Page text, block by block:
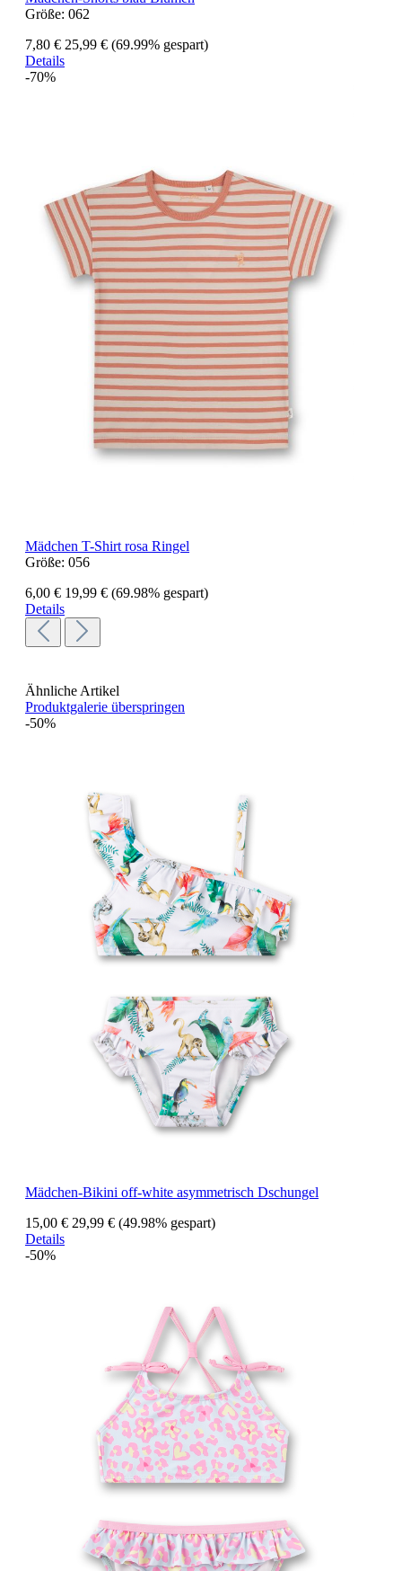
Größe: 062
7,80 € 25,99 € (69.99% gespart)
Details
-70%
Mädchen T-Shirt rosa Ringel
Größe: 056
6,00 € 19,99 € (69.98% gespart)
Details
Ähnliche Artikel
Produktgalerie überspringen
-50%
Mädchen-Bikini off-white asymmetrisch Dschungel
15,00 € 29,99 € (49.98% gespart)
Details
-50%